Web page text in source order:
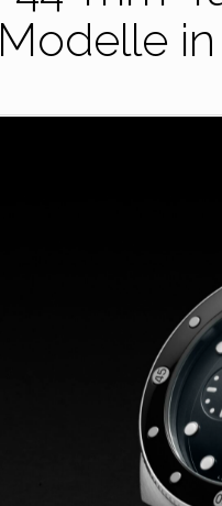
Modelle